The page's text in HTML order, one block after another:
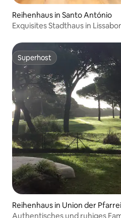
Reihenhaus in Santo António
Exquisites Stadthaus in
Superhost
Superhost
Reihenhaus in Union der
und Estoril
Authentisches und ruhiges